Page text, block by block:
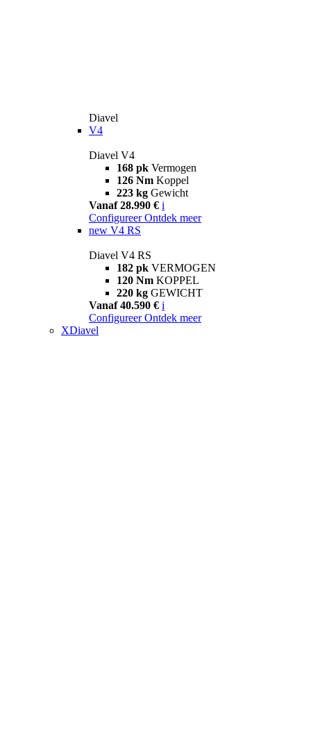
Diavel
V4
Diavel V4
168 pk Vermogen
126 Nm Koppel
223 kg Gewicht
Vanaf 28.990 € i
Configureer Ontdek meer
new V4 RS
Diavel V4 RS
182 pk VERMOGEN
120 Nm KOPPEL
220 kg GEWICHT
Vanaf 40.590 € i
Configureer Ontdek meer
XDiavel